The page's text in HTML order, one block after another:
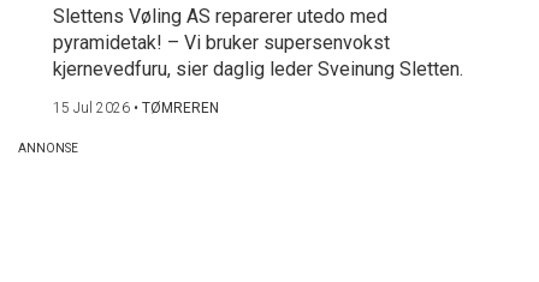
Slettens Vøling AS reparerer utedo med
pyramidetak! – Vi bruker supersenvokst
kjernevedfuru, sier daglig leder Sveinung Sletten.
15 Jul 2026 • TØMREREN